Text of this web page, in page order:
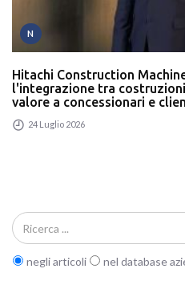
N
Hitachi Construction
l'integrazione tra
valore a concessionari e
24 Luglio 2026
negli articoli nel database